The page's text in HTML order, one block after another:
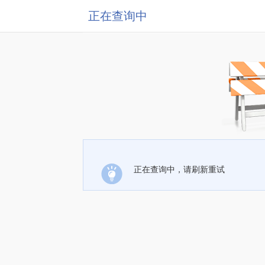
正在查询中
正在查询中，请刷新重试